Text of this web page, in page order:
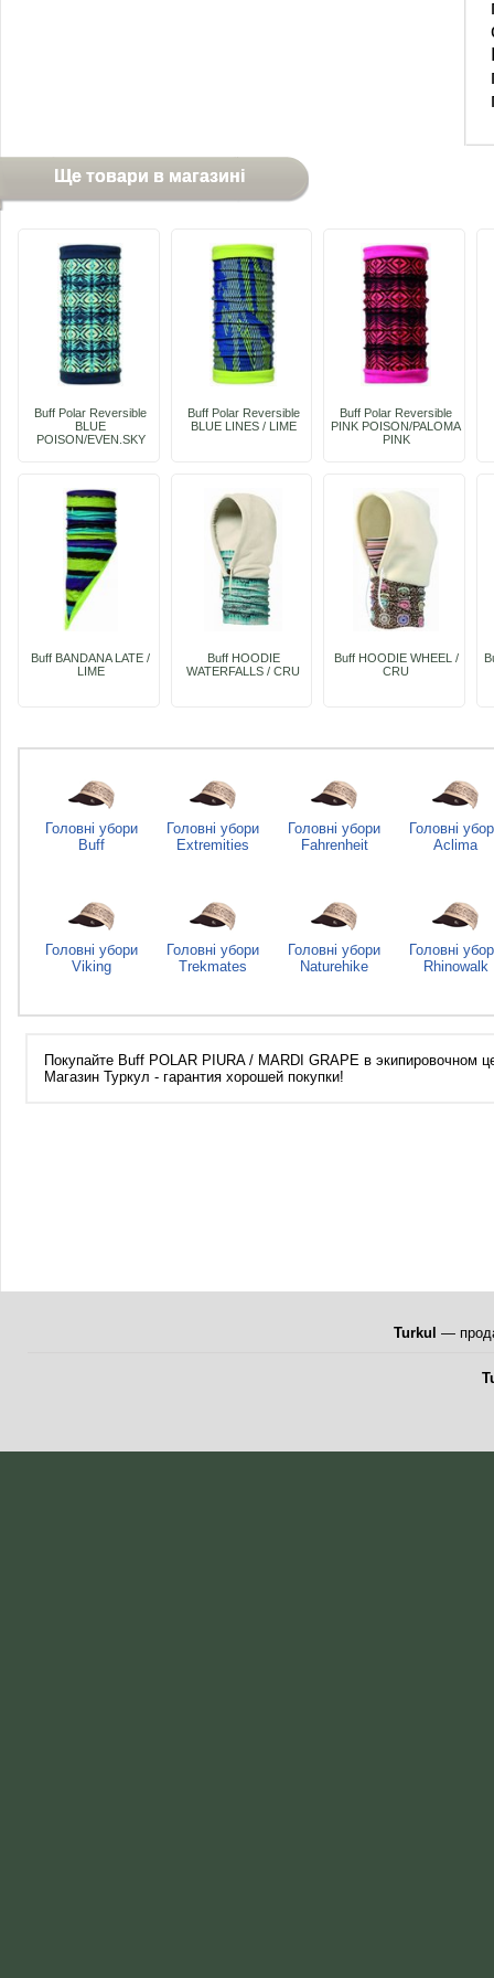
Ще товари в магазині
Buff Polar Reversible
BLUE
POISON/EVEN.SKY
Buff Polar Reversible
BLUE LINES / LIME
Buff Polar Reversible
PINK POISON/PALOMA
PINK
Buff BANDANA LATE /
LIME
Buff HOODIE
WATERFALLS / CRU
Buff HOODIE WHEEL /
CRU
Головні убори
Buff
Головні убори
Extremities
Головні убори
Fahrenheit
Головні
Aclima
Головні убори
Viking
Головні убори
Trekmates
Головні убори
Naturehike
Головні
Rhinowalk
Покупайте Buff POLAR PIURA / MARDI GRAPE в экипировочном
Магазин Туркул - гарантия хорошей покупки!
Turkul —